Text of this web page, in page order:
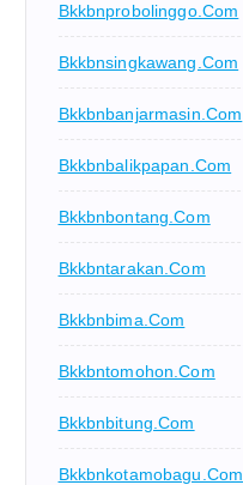
Bkkbnprobolinggo.com
Bkkbnsingkawang.com
Bkkbnbanjarmasin.com
Bkkbnbalikpapan.com
Bkkbnbontang.com
Bkkbntarakan.com
Bkkbnbima.com
Bkkbntomohon.com
Bkkbnbitung.com
Bkkbnkotamobagu.com